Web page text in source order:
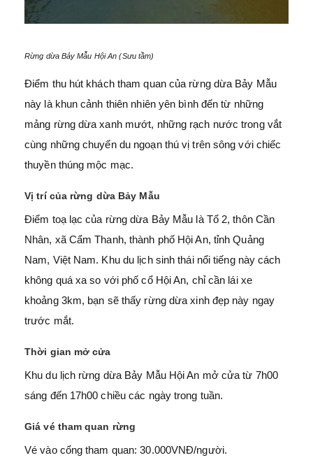
Rừng dừa Bảy Mẫu Hội An (Sưu tầm)
Điểm thu hút khách tham quan của rừng dừa Bảy Mẫu
này là khun cảnh thiên nhiên yên bình đến từ những
mảng rừng dừa xanh mướt, những rạch nước trong vắt
cùng những chuyến du ngoạn thú vị trên sông với chiếc
thuyền thúng mộc mạc.
Vị trí của rừng dừa Bảy Mẫu
Điểm toạ lạc của rừng dừa Bảy Mẫu là Tổ 2, thôn Cần
Nhân, xã Cẩm Thanh, thành phố Hội An, tỉnh Quảng
Nam, Việt Nam. Khu du lịch sinh thái nổi tiếng này cách
không quá xa so với phố cổ Hội An, chỉ cần lái xe
khoảng 3km, bạn sẽ thấy rừng dừa xinh đẹp này ngay
trước mắt.
Thời gian mở cửa
Khu du lịch rừng dừa Bảy Mẫu Hội An mở cửa từ 7h00
sáng đến 17h00 chiều các ngày trong tuần.
Giá vé tham quan rừng
Vé vào cổng tham quan: 30.000VNĐ/người.